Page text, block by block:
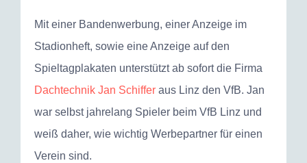
Mit einer Bandenwerbung, einer Anzeige im
Stadionheft, sowie eine Anzeige auf den
Spieltagplakaten unterstützt ab sofort die Firma
Dachtechnik Jan Schifferaus Linz den VfB. Jan
war selbst jahrelang Spieler beim VfB Linz und
weiß daher, wie wichtig Werbepartner für einen
Verein sind.